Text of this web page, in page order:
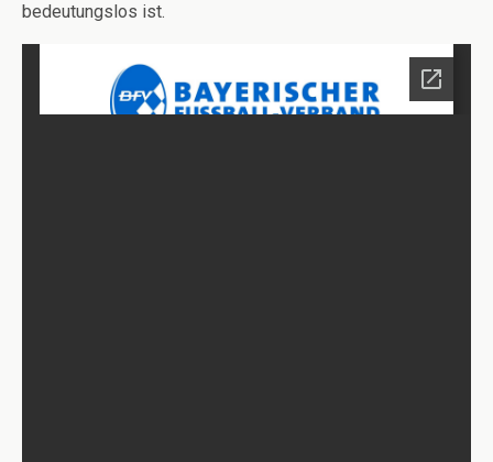
bedeutungslos ist.